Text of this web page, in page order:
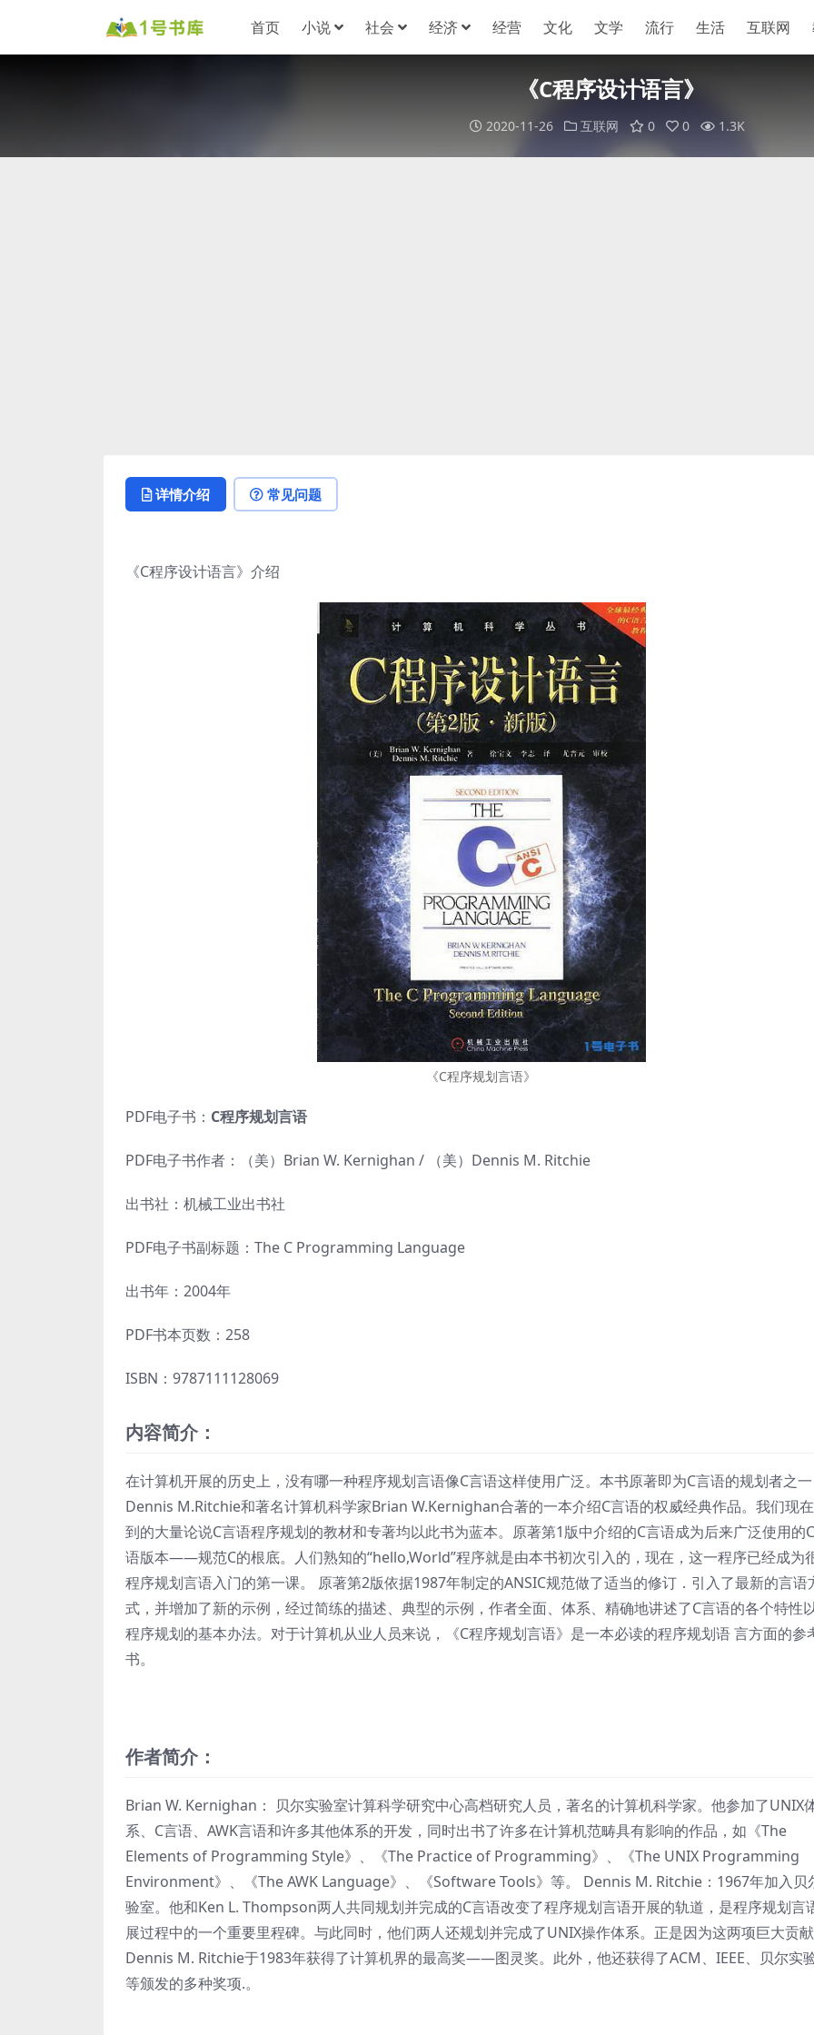
首页 小说 社会 经济 经营 文化 文学 流行 生活 互联网
《C程序设计语言》
2020-11-26 互联网 0 0 1.3K
详情介绍 常见问题
《C程序设计语言》介绍
《C程序规划言语》
PDF电子书： C程序规划言语
PDF电子书作者：（美）Brian W. Kernighan / （美）Dennis M. Ritchie
出书社：机械工业出书社
PDF电子书副标题：The C Programming Language
出书年：2004年
PDF书本页数：258
ISBN：9787111128069
内容简介：
在计算机开展的历史上，没有哪一种程序规划言语像C言语这样使用广泛。本书原著即为C言语的规划者之一
Dennis M.Ritchie和著名计算机科学家Brian W.Kernighan合著的一本介绍C言语的权威经典作品。我们现
到的大量论说C言语程序规划的教材和专著均以此书为蓝本。原著第1版中介绍的C言语成为后来广泛使用的
语版本——规范C的根底。人们熟知的“hello,World”程序就是由本书初次引入的，现在，这一程序已经成为
程序规划言语入门的第一课。 原著第2版依据1987年制定的ANSIC规范做了适当的修订．引入了最新的言语
式，并增加了新的示例，经过简练的描述、典型的示例，作者全面、体系、精确地讲述了C言语的各个特性
程序规划的基本办法。对于计算机从业人员来说，《C程序规划言语》是一本必读的程序规划语 言方面的参
书。
作者简介：
Brian W. Kernighan： 贝尔实验室计算科学研究中心高档研究人员，著名的计算机科学家。他参加了UNIX
系、C言语、AWK言语和许多其他体系的开发，同时出书了许多在计算机范畴具有影响的作品，如《The
Elements of Programming Style》、《The Practice of Programming》、《The UNIX Programming
Environment》、《The AWK Language》、《Software Tools》等。 Dennis M. Ritchie：1967年加入贝
验室。他和Ken L. Thompson两人共同规划并完成的C言语改变了程序规划言语开展的轨道，是程序规划言
展过程中的一个重要里程碑。与此同时，他们两人还规划并完成了UNIX操作体系。正是因为这两项巨大贡献
Dennis M. Ritchie于1983年获得了计算机界的最高奖——图灵奖。此外，他还获得了ACM、IEEE、贝尔实
等颁发的多种奖项.。